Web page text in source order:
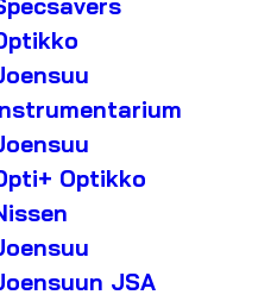
Optikko
JSA